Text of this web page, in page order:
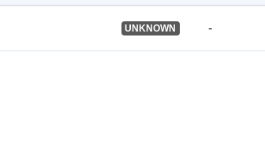
UNKNOWN -